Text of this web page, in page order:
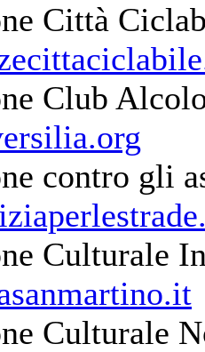
Città
Club
contro gli
Culturale
Culturale